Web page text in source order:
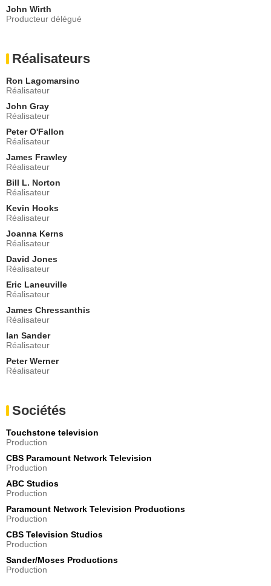
Cory Tyler
Kevin Roseman
le Principal Corbett
Stephen Tobolowsky
Dr Edward
- 1 Episode :
Suzanne
- 1 Episode :
Jonathan Firth
Edward Pierce
- 1 Episode :18
Giancarlo Esposito
Ely
- 1 Episode :
Henry Czerny
Matt Mallinson
- 1 Episode :22
Wentworth Miller
Sergent Paul Adams
- 1 Episode :
James DuMont
Steve Pinkus
- 1 Episode :
Mel Rodriguez
Owen
- 1 Episode :
- 1 Episode :4
Dirk Abrams
- 1 Episode :
John Patrick Amedori
Jason Shields
- 1 Episode :6
Christian Camargo
Brad Paulson
- 1 Episode :
Robert LaSardo
Julian Borgia
- 1 Episode :8
Albert Malafronte
John Wirth
Producteur délégué
Réalisateurs
Ron Lagomarsino
Réalisateur
John Gray
Réalisateur
Peter O'Fallon
Réalisateur
James Frawley
Réalisateur
Bill L. Norton
Réalisateur
Kevin Hooks
Réalisateur
Joanna Kerns
Réalisateur
David Jones
Réalisateur
Eric Laneuville
Réalisateur
James Chressanthis
Réalisateur
Ian Sander
Réalisateur
Peter Werner
Réalisateur
Sociétés
Touchstone television
Production
CBS Paramount Network Television
Production
ABC Studios
Production
Paramount Network Television Productions
Production
CBS Television Studios
Production
Sander/Moses Productions
Production